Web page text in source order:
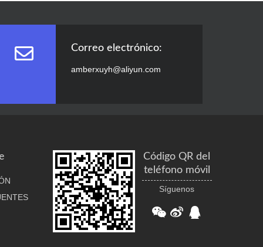
Correo electrónico:
amberxuyh@aliyun.com
Código QR del
teléfono móvil
Síguenos